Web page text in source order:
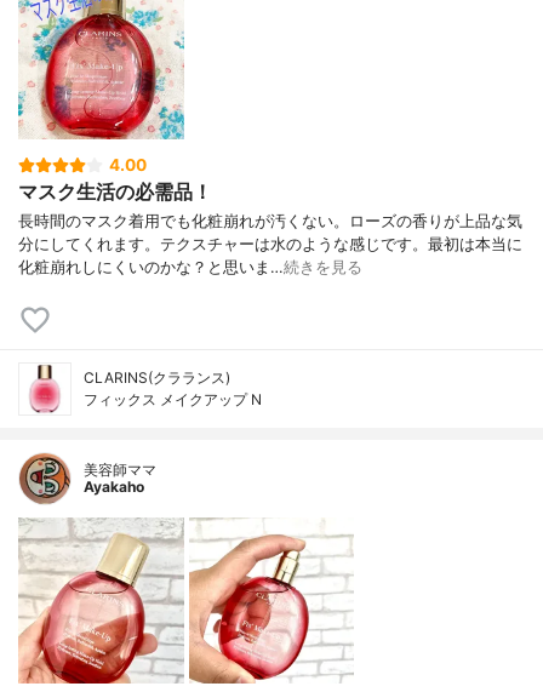
4.00
マスク生活の必需品！
長時間のマスク着用でも化粧崩れが汚くない。ローズの香りが上品な気
分にしてくれます。テクスチャーは水のような感じです。最初は本当に
化粧崩れしにくいのかな？と思いま…続きを見る
CLARINS(クラランス)
フィックス メイクアップ N
美容師ママ
Ayakaho